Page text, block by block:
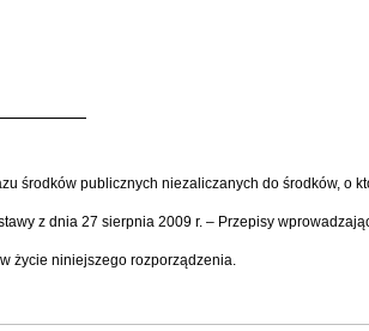
środków publicznych niezaliczanych do środków, o
z dnia 27 sierpnia 2009 r. – Przepisy
życie niniejszego rozporządzenia.